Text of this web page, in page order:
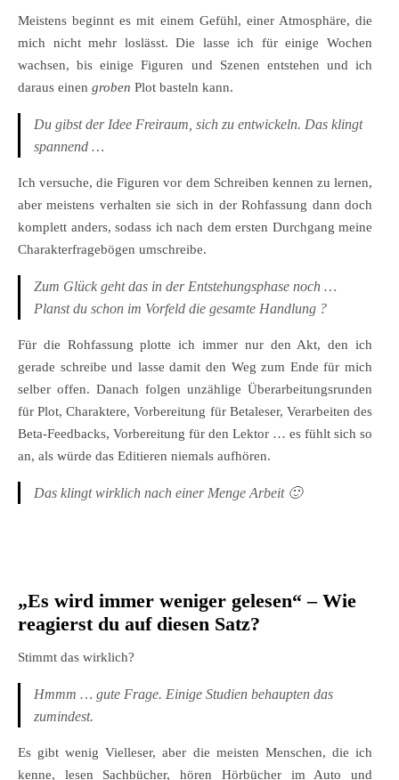
Meistens beginnt es mit einem Gefühl, einer Atmosphäre, die
mich nicht mehr loslässt. Die lasse ich für einige Wochen
wachsen, bis einige Figuren und Szenen entstehen und ich
daraus einen groben Plot basteln kann.
Du gibst der Idee Freiraum, sich zu entwickeln. Das klingt
spannend …
Ich versuche, die Figuren vor dem Schreiben kennen zu lernen,
aber meistens verhalten sie sich in der Rohfassung dann doch
komplett anders, sodass ich nach dem ersten Durchgang meine
Charakterfragebögen umschreibe.
Zum Glück geht das in der Entstehungsphase noch …
Planst du schon im Vorfeld die gesamte Handlung ?
Für die Rohfassung plotte ich immer nur den Akt, den ich
gerade schreibe und lasse damit den Weg zum Ende für mich
selber offen. Danach folgen unzählige Überarbeitungsrunden
für Plot, Charaktere, Vorbereitung für Betaleser, Verarbeiten des
Beta-Feedbacks, Vorbereitung für den Lektor … es fühlt sich so
an, als würde das Editieren niemals aufhören.
Das klingt wirklich nach einer Menge Arbeit 🙂
„Es wird immer weniger gelesen“ – Wie
reagierst du auf diesen Satz?
Stimmt das wirklich?
Hmmm … gute Frage. Einige Studien behaupten das
zumindest.
Es gibt wenig Vielleser, aber die meisten Menschen, die ich
kenne, lesen Sachbücher, hören Hörbücher im Auto und